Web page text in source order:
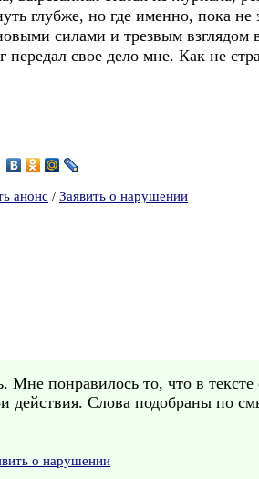
глубже, но где именно, пока
силами и трезвым взглядом
свое дело мне. Как не
анонс / Заявить о нарушении
понравилось то, что в тексте
действия. Слова подобраны по
о нарушении